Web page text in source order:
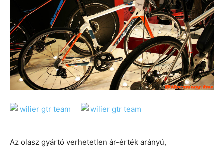
Az olasz gyártó verhetetlen ár-érték arányú,